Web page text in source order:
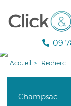
09
Accueil Recherche aide à domicile